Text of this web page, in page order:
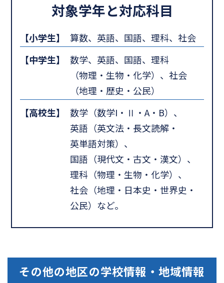
対象学年と対応科目
【小学生】
算数、英語、国語、理科、社会
【中学生】
数学、英語、国語、理科
（物理・生物・化学）、社会
（地理・歴史・公民）
【高校生】
数学（数学I・Ⅱ・A・B）、
英語（英文法・長文読解・
英単語対策）、
国語（現代文・古文・漢文）、
理科（物理・生物・化学）、
社会（地理・日本史・世界史・
公民）など。
その他の地区の学校情報・地域情報